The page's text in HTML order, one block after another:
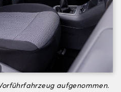
aufgenommen.